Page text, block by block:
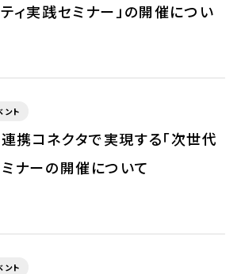
ィ実践セミナー」の開催につい
ント
コネクタで実現する「次世代
ナーの開催について
ント